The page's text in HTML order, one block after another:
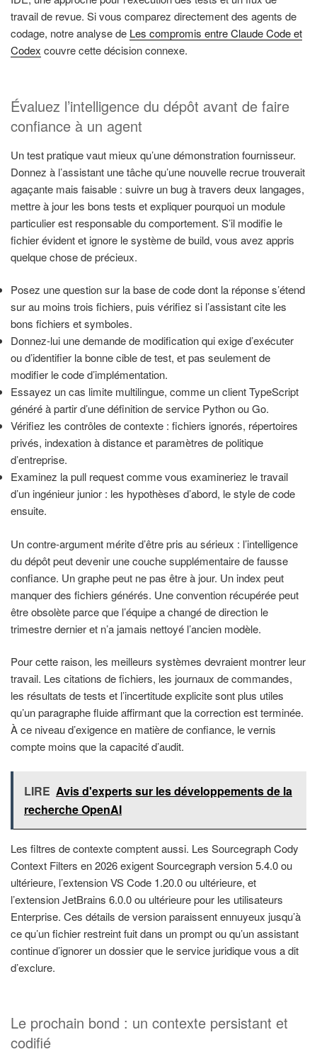
travail de revue. Si vous comparez directement des agents de
codage, notre analyse de Les compromis entre Claude Code et
Codex couvre cette décision connexe.
Évaluez l’intelligence du dépôt avant de faire
confiance à un agent
Un test pratique vaut mieux qu’une démonstration fournisseur.
Donnez à l’assistant une tâche qu’une nouvelle recrue trouverait
agaçante mais faisable : suivre un bug à travers deux langages,
mettre à jour les bons tests et expliquer pourquoi un module
particulier est responsable du comportement. S’il modifie le
fichier évident et ignore le système de build, vous avez appris
quelque chose de précieux.
Posez une question sur la base de code dont la réponse s’étend
sur au moins trois fichiers, puis vérifiez si l’assistant cite les
bons fichiers et symboles.
Donnez-lui une demande de modification qui exige d’exécuter
ou d’identifier la bonne cible de test, et pas seulement de
modifier le code d’implémentation.
Essayez un cas limite multilingue, comme un client TypeScript
généré à partir d’une définition de service Python ou Go.
Vérifiez les contrôles de contexte : fichiers ignorés, répertoires
privés, indexation à distance et paramètres de politique
d’entreprise.
Examinez la pull request comme vous examineriez le travail
d’un ingénieur junior : les hypothèses d’abord, le style de code
ensuite.
Un contre-argument mérite d’être pris au sérieux : l’intelligence
du dépôt peut devenir une couche supplémentaire de fausse
confiance. Un graphe peut ne pas être à jour. Un index peut
manquer des fichiers générés. Une convention récupérée peut
être obsolète parce que l’équipe a changé de direction le
trimestre dernier et n’a jamais nettoyé l’ancien modèle.
Pour cette raison, les meilleurs systèmes devraient montrer leur
travail. Les citations de fichiers, les journaux de commandes,
les résultats de tests et l’incertitude explicite sont plus utiles
qu’un paragraphe fluide affirmant que la correction est terminée.
À ce niveau d’exigence en matière de confiance, le vernis
compte moins que la capacité d’audit.
LIRE Avis d'experts sur les développements de la
recherche OpenAI
Les filtres de contexte comptent aussi. Les Sourcegraph Cody
Context Filters en 2026 exigent Sourcegraph version 5.4.0 ou
ultérieure, l’extension VS Code 1.20.0 ou ultérieure, et
l’extension JetBrains 6.0.0 ou ultérieure pour les utilisateurs
Enterprise. Ces détails de version paraissent ennuyeux jusqu’à
ce qu’un fichier restreint fuit dans un prompt ou qu’un assistant
continue d’ignorer un dossier que le service juridique vous a dit
d’exclure.
Le prochain bond : un contexte persistant et
codifié